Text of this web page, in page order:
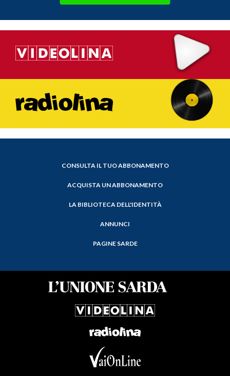
CONSULTA IL TUO ABBONAMENTO
ACQUISTA UN ABBONAMENTO
LA BIBLIOTECA DELL'IDENTITÀ
ANNUNCI
PAGINE SARDE